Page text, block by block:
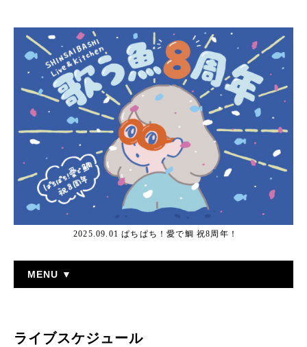
2025.09.01 ぱちぱち！愛で鯛 祝8周年！
MENU ▼
ライブスケジュール